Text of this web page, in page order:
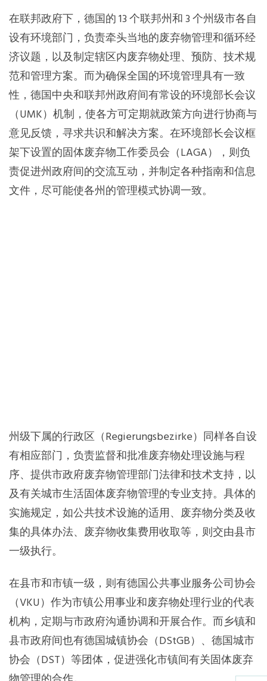
在联邦政府下，德国的 13 个联邦州和 3 个州级市各自
设有环境部门，负责牵头当地的废弃物管理和循环经
济议题，以及制定辖区内废弃物处理、预防、技术规
范和管理方案。而为确保全国的环境管理具有一致
性，德国中央和联邦州政府间有常设的环境部长会议
（UMK）机制，使各方可定期就政策方向进行协商与
意见反馈，寻求共识和解决方案。在环境部长会议框
架下设置的固体废弃物工作委员会（LAGA），则负
责促进州政府间的交流互动，并制定各种指南和信息
文件，尽可能使各州的管理模式协调一致。
州级下属的行政区（Regierungsbezirke）同样各自设
有相应部门，负责监督和批准废弃物处理设施与程
序、提供市政府废弃物管理部门法律和技术支持，以
及有关城市生活固体废弃物管理的专业支持。具体的
实施规定，如公共技术设施的适用、废弃物分类及收
集的具体办法、废弃物收集费用收取等，则交由县市
一级执行。
在县市和市镇一级，则有德国公共事业服务公司协会
（VKU）作为市镇公用事业和废弃物处理行业的代表
机构，定期与市政府沟通协调和开展合作。而乡镇和
县市政府间也有德国城镇协会（DStGB）、德国城市
协会（DST）等团体，促进强化市镇间有关固体废弃